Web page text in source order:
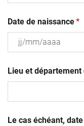
Date de naissance*
slash
MM
Lieu et
Le cas échéant,